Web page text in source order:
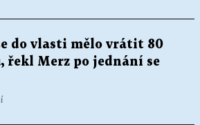
do vlasti mělo vrátit 80
řekl Merz po jednání se